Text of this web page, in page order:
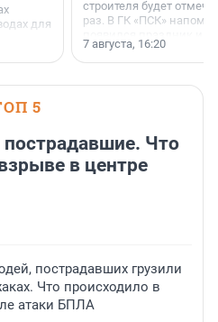
для
строителя будет
раз. В ГК «ПСК»
поменялась роль
7 августа, 16:20
5
Что
в центре
пострадавших грузили
Что происходило в
атаки БПЛА